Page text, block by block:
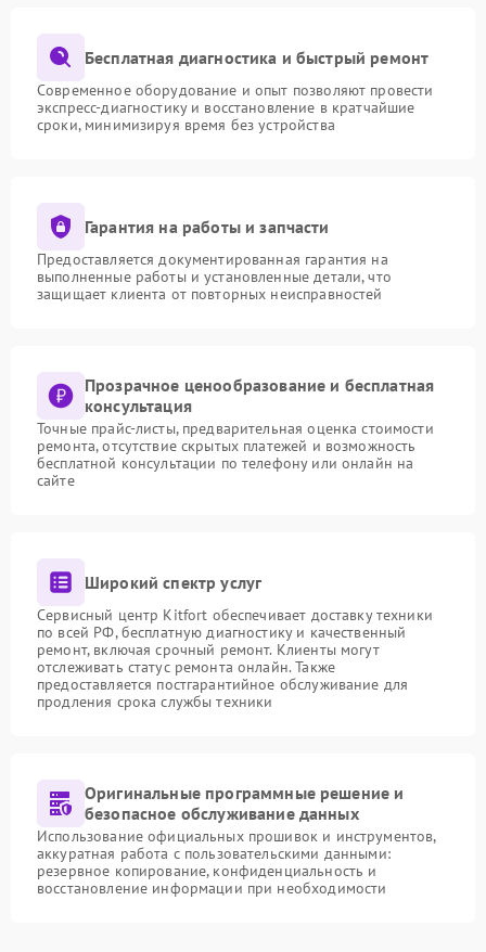
Бесплатная диагностика и быстрый ремонт
Современное оборудование и опыт позволяют провести
экспресс-диагностику и восстановление в кратчайшие
сроки, минимизируя время без устройства
Гарантия на работы и запчасти
Предоставляется документированная гарантия на
выполненные работы и установленные детали, что
защищает клиента от повторных неисправностей
Прозрачное ценообразование и бесплатная
консультация
Точные прайс-листы, предварительная оценка стоимости
ремонта, отсутствие скрытых платежей и возможность
бесплатной консультации по телефону или онлайн на
сайте
Широкий спектр услуг
Сервисный центр Kitfort обеспечивает доставку техники
по всей РФ, бесплатную диагностику и качественный
ремонт, включая срочный ремонт. Клиенты могут
отслеживать статус ремонта онлайн. Также
предоставляется постгарантийное обслуживание для
продления срока службы техники
Оригинальные программные решение и
безопасное обслуживание данных
Использование официальных прошивок и инструментов,
аккуратная работа с пользовательскими данными:
резервное копирование, конфиденциальность и
восстановление информации при необходимости